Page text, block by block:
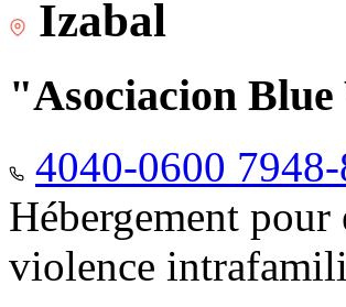
Izabal
"Asociacion
4040-0600
Hébergement pour
violence